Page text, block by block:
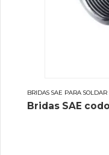
BRIDAS SAE PARA SOLDAR
Bridas SAE